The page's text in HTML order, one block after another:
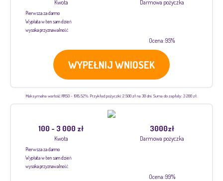
Kwota Darmowa pożyczka
Pierwsza za darmo
Wypłata w ten sam dzień
wysoka przyznawalność
Ocena: 95%
WYPEŁNIJ WNIOSEK
Maksymalna wartość RRSO - 1915,52%. Przykład pożyczki: 2 500 zł na 30 dni. Suma do zapłaty: 3 200 zł.
100 - 3 000 zł
Kwota
3000zł
Darmowa pożyczka
Pierwsza za darmo
Wypłata w ten sam dzień
wysoka przyznawalność
Ocena: 99%